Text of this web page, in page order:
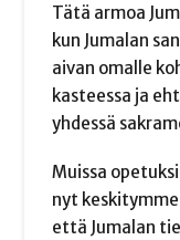
Tätä armoa
kun Jumalan
aivan omalle
kasteessa ja
yhdessä
Muissa
nyt
että Jumalan